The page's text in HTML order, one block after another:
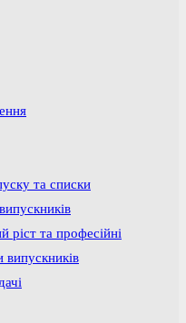
та списки
ріст та професійні
випускників